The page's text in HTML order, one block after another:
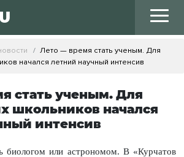
Лето — время стать ученым. Для
начался летний научный интенсив
стать ученым. Для
школьников начался
интенсив
биологом или астрономом. В «Курчатов